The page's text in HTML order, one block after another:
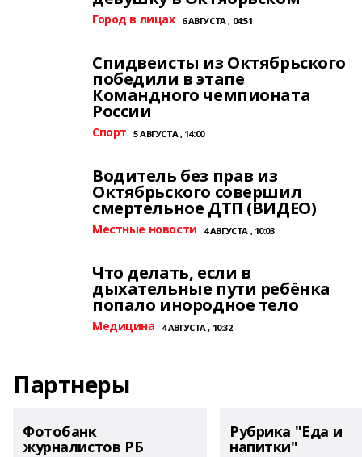
Город в лицах 6 АВГУСТА , 04:51
Спидвеисты из Октябрьского
победили в этапе
Командного чемпионата
России
Спорт 5 АВГУСТА , 14:00
Водитель без прав из
Октябрьского совершил
смертельное ДТП (ВИДЕО)
Местные новости 4 АВГУСТА , 10:03
Что делать, если в
дыхательные пути ребёнка
попало инородное тело
Медицина 4 АВГУСТА , 10:32
Партнеры
Фотобанк
журналистов РБ
Рубрика "Еда и
напитки"